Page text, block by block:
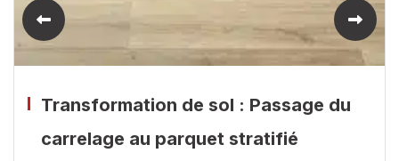
Transformation de sol : Passage du
carrelage au parquet stratifié